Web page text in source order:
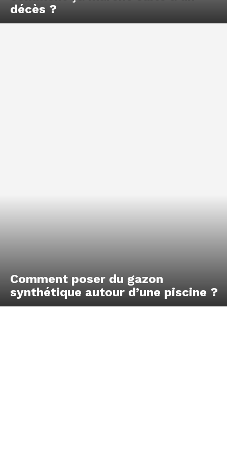
décès ?
Comment poser du gazon
synthétique autour d’une piscine ?